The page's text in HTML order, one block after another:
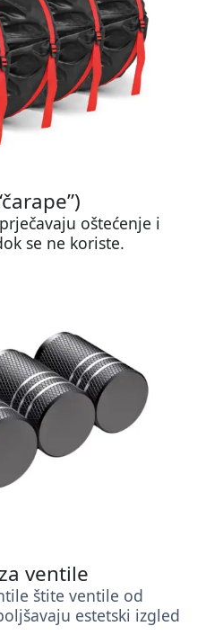
oštećenje i
se ne koriste.
ventile
štite ventile od
estetski izgled